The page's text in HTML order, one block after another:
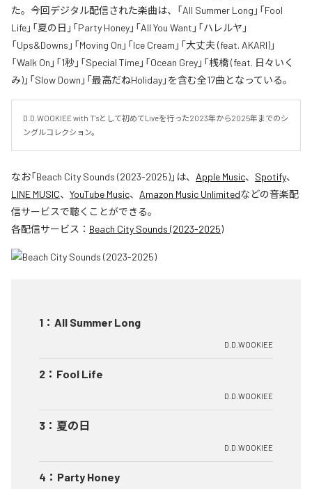
た。今回デジタル配信された楽曲は、「All Summer Long」「Fool
Life」「夏の日」「Party Honey」「All You Want」「ハレルヤ」
「Ups&Downs」「Moving On」「Ice Cream」「大丈夫 (feat. AKARI)」
「Walk On」「1秒」「Special Time」「Ocean Grey」「桟橋 (feat. 日々いく
み)」「Slow Down」「最高だねHoliday」を含む全17曲となっている。
D.D.WOOKIEE with T'sとして初めてLiveを行った2023年から2025年までのシ
ングルコレクション。
なお「Beach City Sounds (2023-2025)」は、 Apple Music、 Spotify、
LINE MUSIC、 YouTube Music、 Amazon Music Unlimitedなどの音楽配
信サービスで聴くことができる。
各配信サービス： Beach City Sounds (2023-2025)
1 ： All Summer Long
D.D.WOOKIEE
2 ： Fool Life
D.D.WOOKIEE
3 ： 夏の日
D.D.WOOKIEE
4 ： Party Honey